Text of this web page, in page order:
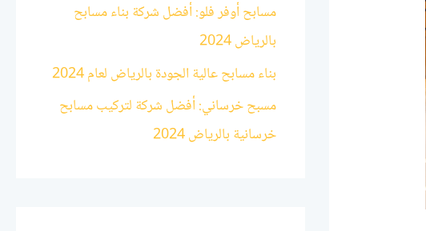
مسابح أوفر فلو: أفضل شركة بناء مسابح
بالرياض 2024
بناء مسابح عالية الجودة بالرياض لعام 2024
مسبح خرساني: أفضل شركة لتركيب مسابح
خرسانية بالرياض 2024